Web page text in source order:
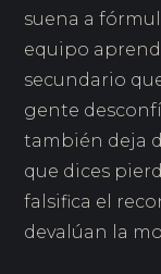
suena a
equipo
secundario
gente
también deja
que dices
falsifica el
devalúan la